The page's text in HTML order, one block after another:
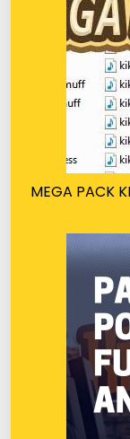
MEGA PACK